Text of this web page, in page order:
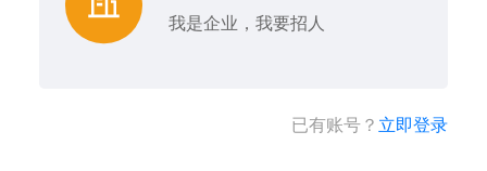
我是企业，我要招人
已有账号？ 立即登录